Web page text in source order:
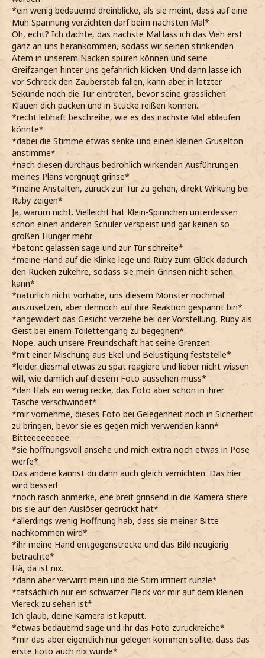
*ein wenig bedauernd dreinblicke, als sie meint, dass auf eine
Müh Spannung verzichten darf beim nächsten Mal*
Oh, echt? Ich dachte, das nächste Mal lass ich das Vieh erst
ganz an uns herankommen, sodass wir seinen stinkenden
Atem in unserem Nacken spüren können und seine
Greifzangen hinter uns gefährlich klicken. Und dann lasse ich
vor Schreck den Zauberstab fallen, kann aber in letzter
Sekunde noch die Tür eintreten, bevor seine grässlichen
Klauen dich packen und in Stücke reißen können..
*recht lebhaft beschreibe, wie es das nächste Mal ablaufen
könnte*
*dabei die Stimme etwas senke und einen kleinen Gruselton
anstimme*
*nach diesen durchaus bedrohlich wirkenden Ausführungen
meines Plans vergnügt grinse*
*meine Anstalten, zurück zur Tür zu gehen, direkt Wirkung bei
Ruby zeigen*
Ja, warum nicht. Vielleicht hat Klein-Spinnchen unterdessen
schon einen anderen Schüler verspeist und gar keinen so
großen Hunger mehr.
*betont gelassen sage und zur Tür schreite*
*meine Hand auf die Klinke lege und Ruby zum Glück dadurch
den Rücken zukehre, sodass sie mein Grinsen nicht sehen
kann*
*natürlich nicht vorhabe, uns diesem Monster nochmal
auszusetzen, aber dennoch auf ihre Reaktion gespannt bin*
*angewidert das Gesicht verziehe bei der Vorstellung, Ruby als
Geist bei einem Toilettengang zu begegnen*
Nope, auch unsere Freundschaft hat seine Grenzen.
*mit einer Mischung aus Ekel und Belustigung feststelle*
*leider diesmal etwas zu spät reagiere und lieber nicht wissen
will, wie dämlich auf diesem Foto aussehen muss*
*den Hals ein wenig recke, das Foto aber schon in ihrer
Tasche verschwindet*
*mir vornehme, dieses Foto bei Gelegenheit noch in Sicherheit
zu bringen, bevor sie es gegen mich verwenden kann*
Bitteeeeeeeee.
*sie hoffnungsvoll ansehe und mich extra noch etwas in Pose
werfe*
Das andere kannst du dann auch gleich vernichten. Das hier
wird besser!
*noch rasch anmerke, ehe breit grinsend in die Kamera stiere
bis sie auf den Auslöser gedrückt hat*
*allerdings wenig Hoffnung hab, dass sie meiner Bitte
nachkommen wird*
*ihr meine Hand entgegenstrecke und das Bild neugierig
betrachte*
Hä, da ist nix.
*dann aber verwirrt mein und die Stirn irritiert runzle*
*tatsächlich nur ein schwarzer Fleck vor mir auf dem kleinen
Viereck zu sehen ist*
Ich glaub, deine Kamera ist kaputt.
*etwas bedauernd sage und ihr das Foto zurückreiche*
*mir das aber eigentlich nur gelegen kommen sollte, dass das
erste Foto auch nix wurde*